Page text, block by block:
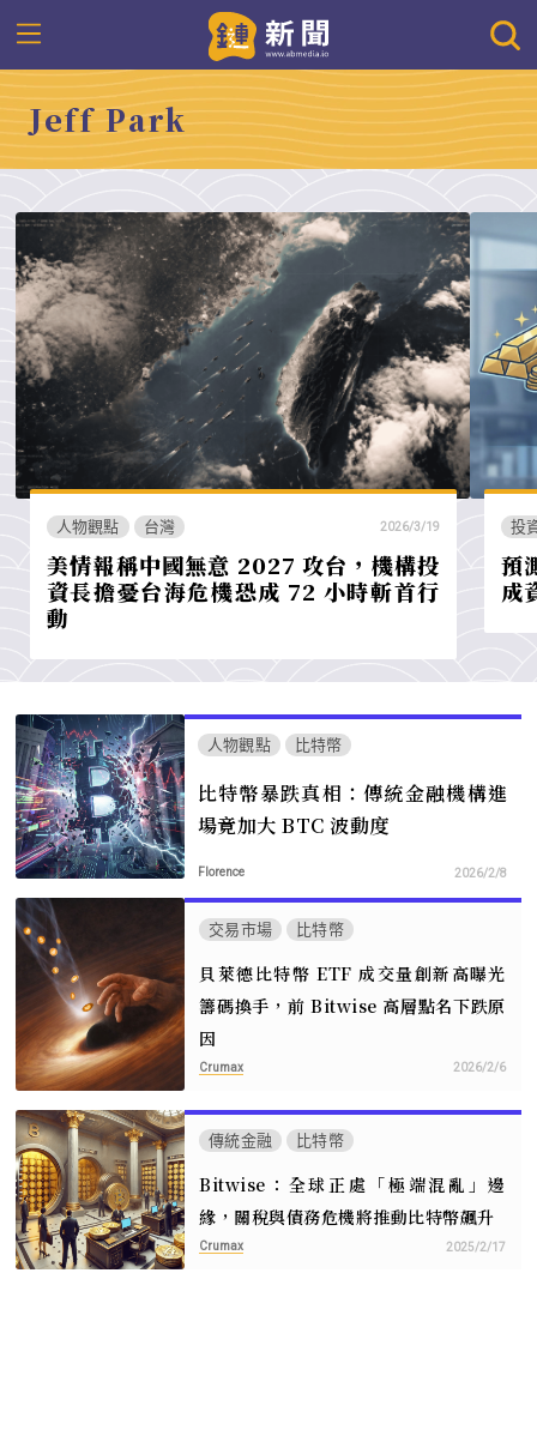
Jeff Park
人物觀點 台灣 2026/3/19
美情報稱中國無意 2027 攻台，機構投
資長擔憂台海危機恐成 72 小時斬首行
動
投
預
成
人物觀點 比特幣
比特幣暴跌真相：傳統金融機構進
場竟加大 BTC 波動度
Florence 2026/2/8
交易市場 比特幣
貝萊德比特幣 ETF 成交量創新高曝光
籌碼換手，前 Bitwise 高層點名下跌原
因
Crumax 2026/2/6
傳統金融 比特幣
Bitwise：全球正處「極端混亂」邊
緣，關稅與債務危機將推動比特幣飆升
Crumax 2025/2/17